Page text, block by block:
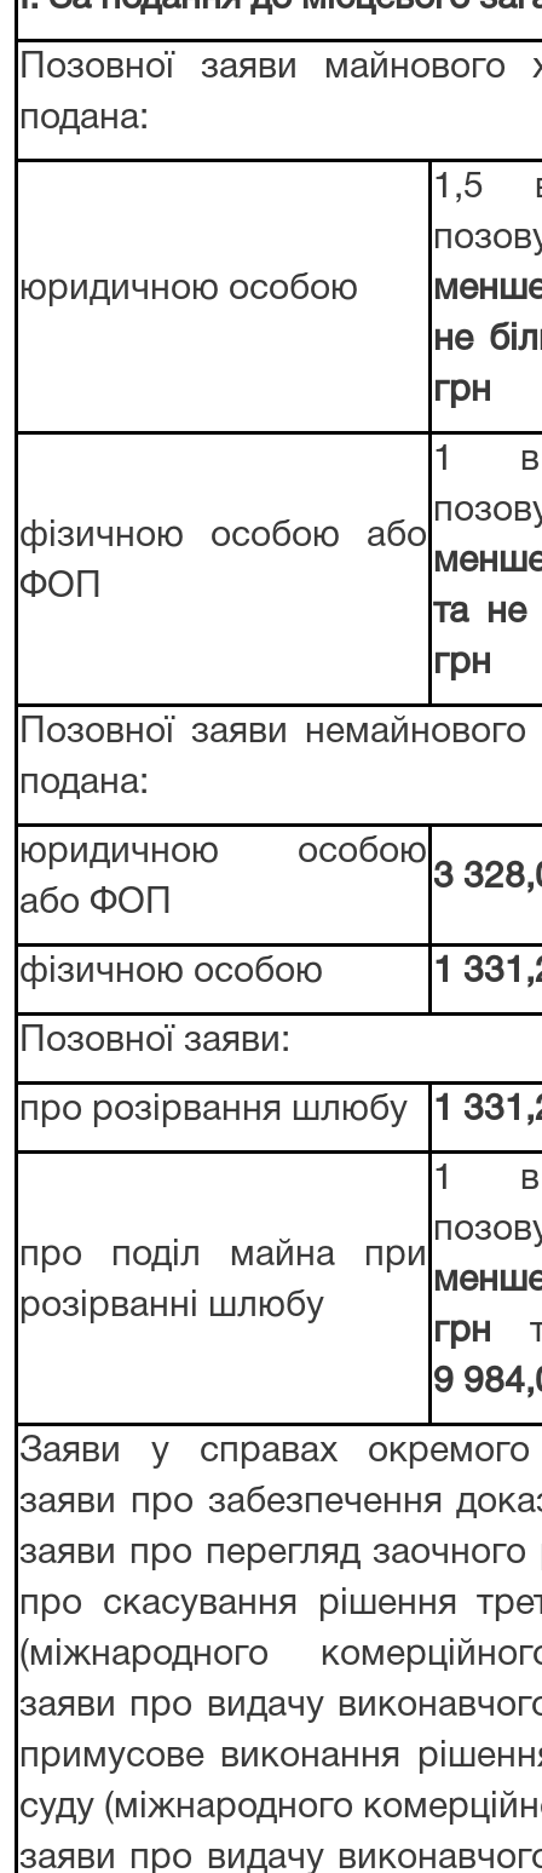
Позовної заяви майнового
подана:
юридичною особою
1,5
не
грн
фізичною особою або
ФОП
1
та не
грн
Позовної заяви
подана:
юридичною особою
або ФОП
3
фізичною особою 1
Позовної заяви:
про розірвання шлюбу 1
про поділ майна при
розірванні шлюбу
1
грн
9
Заяви у справах окремого
заяви про забезпечення
заяви про перегляд заочного
про скасування рішення
(міжнародного
заяви про видачу
примусове виконання
суду (міжнародного
заяви про видачу